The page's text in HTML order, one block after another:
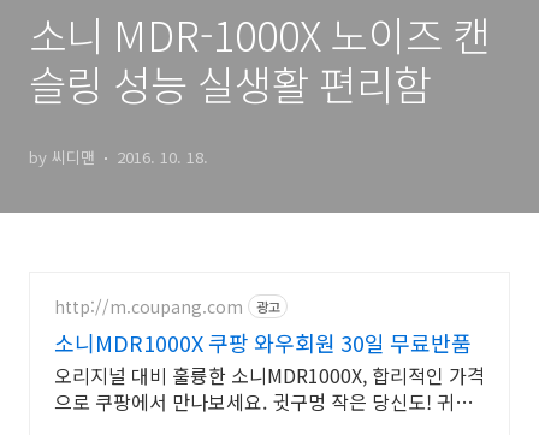
소니 MDR-1000X 노이즈 캔
슬링 성능 실생활 편리함
by 씨디맨 2016. 10. 18.
http://m.coupang.com 광고
소니MDR1000X 쿠팡 와우회원 30일 무료반품
오리지널 대비 훌륭한 소니MDR1000X, 합리적인 가격
으로 쿠팡에서 만나보세요. 귓구멍 작은 당신도! 귀에